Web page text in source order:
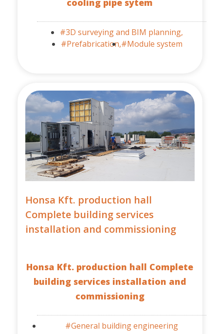
cooling pipe sytem
#3D surveying and BIM planning,
#Prefabrication,#Module system
Honsa Kft. production hall
Complete building services
installation and commissioning
Honsa Kft. production hall Complete
building services installation and
commissioning
#General building engineering